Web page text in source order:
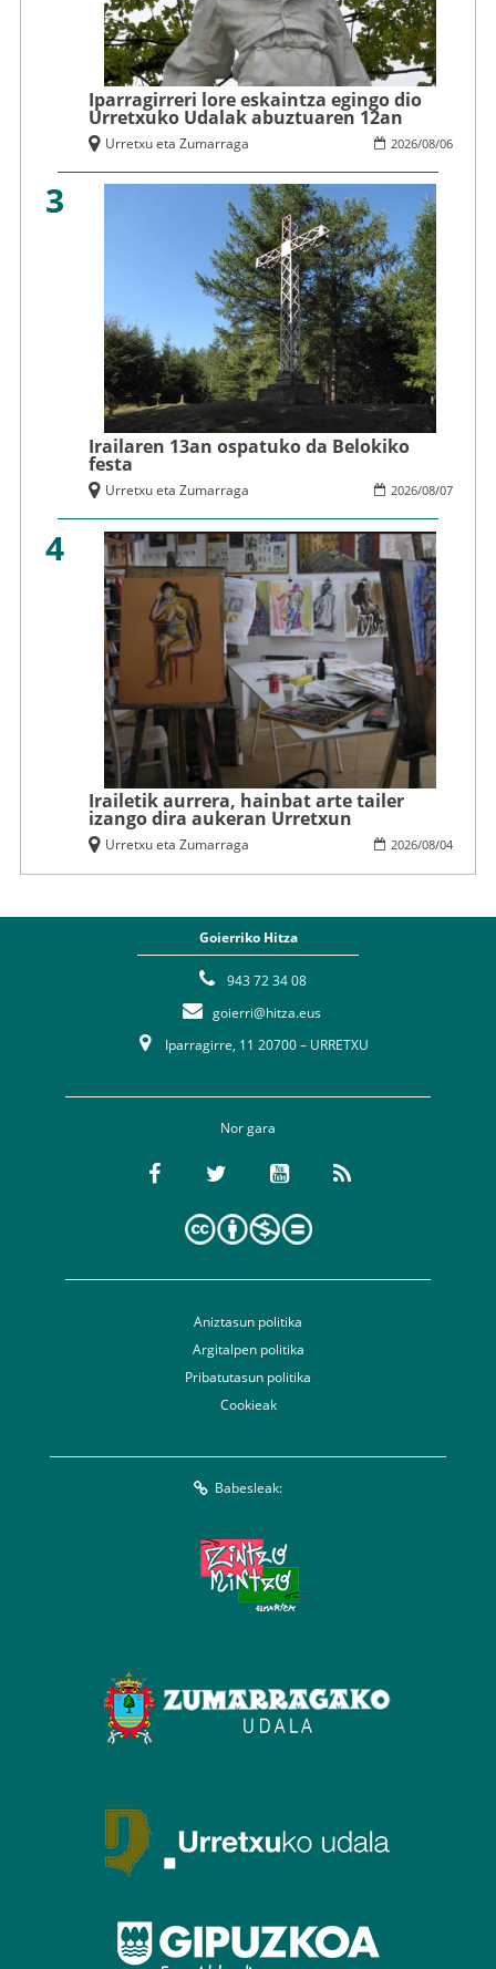
Iparragirreri lore eskaintza egingo dio
Urretxuko Udalak abuztuaren 12an
2026/08/06
Urretxu eta Zumarraga
3
Irailaren 13an ospatuko da Belokiko
festa
2026/08/07
Urretxu eta Zumarraga
4
Irailetik aurrera, hainbat arte tailer
izango dira aukeran Urretxun
2026/08/04
Urretxu eta Zumarraga
Goierriko Hitza
943 72 34 08
goierri@hitza.eus
Iparragirre, 11 20700 – URRETXU
Nor gara
Aniztasun politika
Argitalpen politika
Pribatutasun politika
Cookieak
Babesleak: